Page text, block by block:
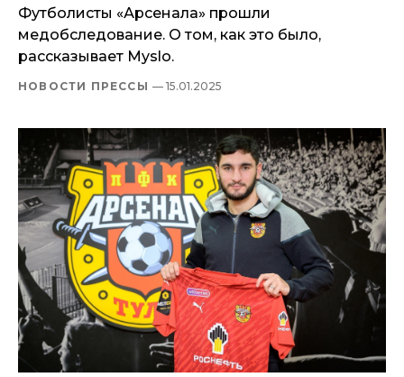
Футболисты «Арсенала» прошли
медобследование. О том, как это было,
рассказывает Myslo.
НОВОСТИ ПРЕССЫ — 15.01.2025